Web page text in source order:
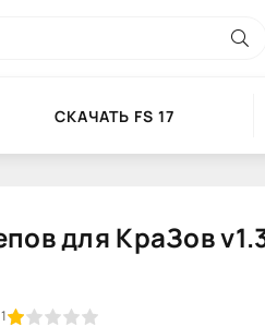
СКАЧАТЬ FS 17
для КраЗов
1